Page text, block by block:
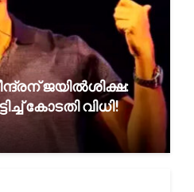
ജയിൽശിക്ഷ:
കോടതി വിധി!